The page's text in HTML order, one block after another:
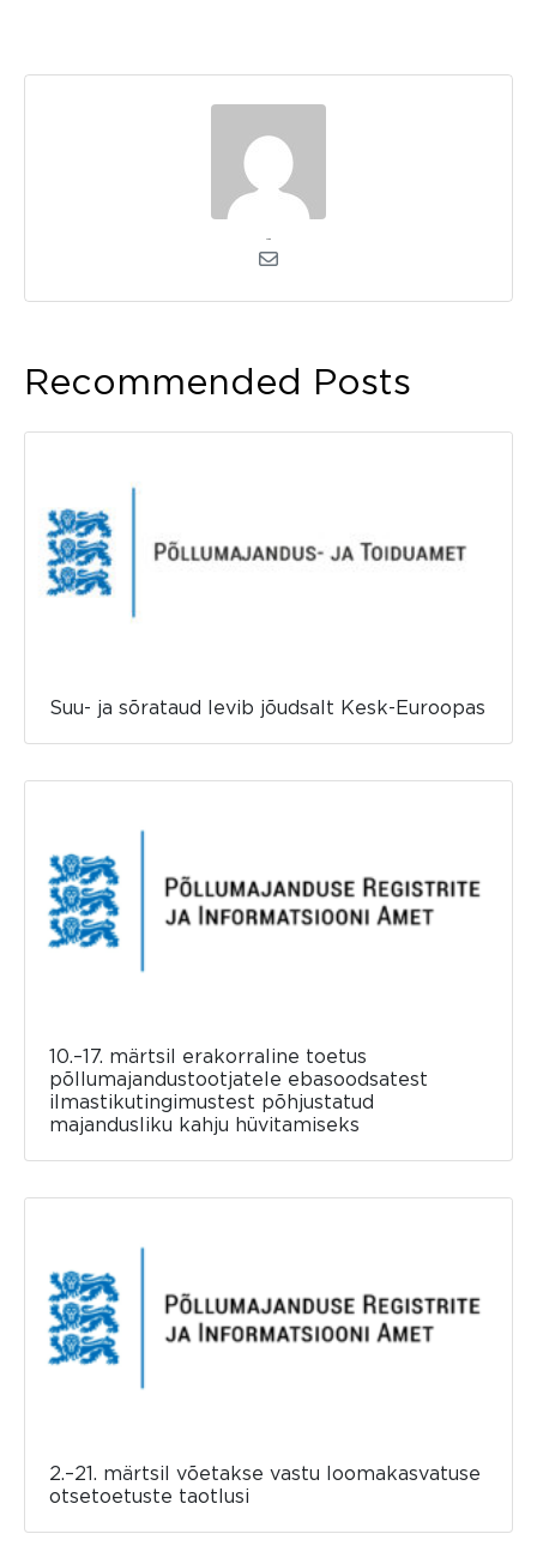
Recommended Posts
Suu- ja sõrataud levib jõudsalt Kesk-Euroopas
10.–17. märtsil erakorraline toetus
põllumajandustootjatele ebasoodsatest
ilmastikutingimustest põhjustatud
majandusliku kahju hüvitamiseks
2.–21. märtsil võetakse vastu loomakasvatuse
otsetoetuste taotlusi